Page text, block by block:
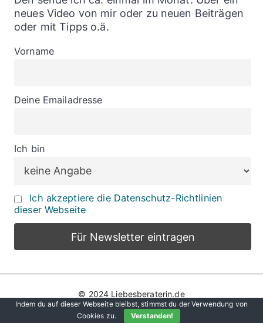
neues Video von mir oder zu neuen Beiträgen
oder mit Tipps o.ä.
Vorname
Deine Emailadresse
Ich bin
Ich akzeptiere die Datenschutz-Richtlinien
dieser Webseite
© 2024 Liebesberaterin.de
Datenschutz Impressum Hier werben!
Indem du auf dieser Webseite bleibst, stimmst du der Verwendung von
Cookies zu.
Verstanden!